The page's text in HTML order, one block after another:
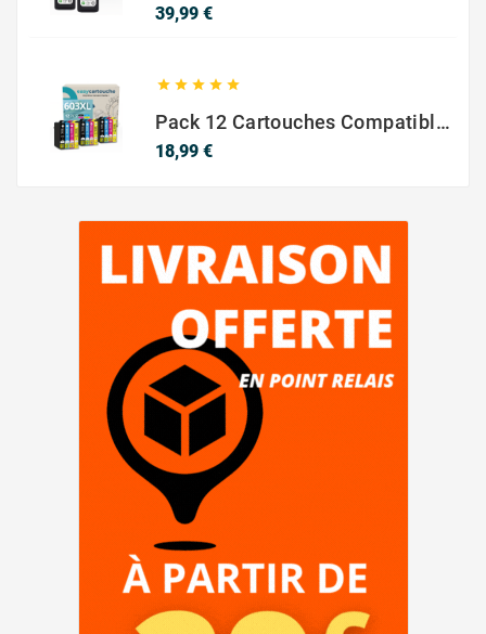
39,99 €Prix
    
Pack 12 Cartouches Compatible EPSON 603XL
18,99 €Prix